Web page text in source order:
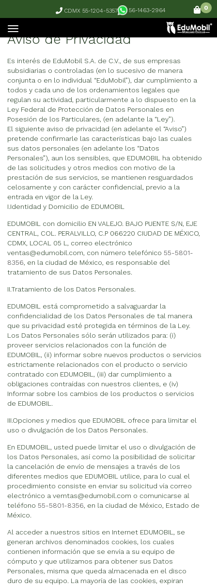
CDMX 55-1204-5357 56-1463-2964 0
Aviso de Privacidad
Es interés de EduMobil S.A. de C.V., de sus empresas
subsidiarias o controladas (en lo sucesivo de manera
conjunta o en lo individual “EduMobil”), dar cumplimiento a
todos y cada uno de los ordenamientos legales que
regulan su actividad, particularmente a lo dispuesto en la
Ley Federal de Protección de Datos Personales en
Posesión de los Particulares, (en adelante la “Ley”).
El siguiente aviso de privacidad (en adelante el “Aviso”)
pretende confirmarle las características bajo las cuales
sus datos personales (en adelante los “Datos
Personales”), aun los sensibles, que EDUMOBIL ha obtenido
de las solicitudes y otros medios con motivo de la
prestación de sus servicios, se mantienen resguardados
celosamente y con carácter confidencial, previo a la
entrada en vigor de la Ley.
I.Identidad y Domicilio de EDUMOBIL
EDUMOBIL con domicilio EN VALEJO. BAJO PUENTE S/N, EJE
CENTRAL, COL. PERALVILLO, C.P 066220 CIUDAD DE MÉXICO,
CDMX, LOCAL 05 L, correo electrónico
ventas@edumobil.com, con número telefónico 55-5801-
8356, en la ciudad de México, es responsable del
tratamiento de sus Datos Personales.
II.Tratamiento de los Datos Personales.
EDUMOBIL está comprometido a salvaguardar la
confidencialidad de los Datos Personales de tal manera
que su privacidad esté protegida en términos de la Ley.
Los Datos Personales sólo serán utilizados para: (i)
proveer servicios relacionados con la función de
EDUMOBIL, (ii) informar sobre nuevos productos o servicios
estrictamente relacionados con el producto o servicio
contratado con EDUMOBIL, (iii) dar cumplimiento a
obligaciones contraídas con nuestros clientes, e (iv)
Informar sobre los cambios de los productos o servicios
de EDUMOBIL.
III.Opciones y medios que EDUMOBIL ofrece para limitar el
uso o divulgación de los Datos Personales.
En EDUMOBIL, usted puede limitar el uso o divulgación de
los Datos Personales, así como la posibilidad de solicitar
la cancelación de envío de mensajes a través de los
diferentes medios que EDUMOBIL utilice, para lo cual el
procedimiento consiste en enviar su solicitud vía correo
electrónico a vemtas@edumobil.com o comunicarse al
teléfono 55-5801-8356, en la ciudad de México, Estado de
México.
Al acceder a nuestros sitios en Internet EDUMOBIL, se
generan archivos denominados cookies, los cuales
contienen información que se envía a su equipo de
cómputo y que utilizamos para obtener sus Datos
Personales, misma que queda almacenada en el disco
duro de su equipo. La mayoría de las cookies, expiran